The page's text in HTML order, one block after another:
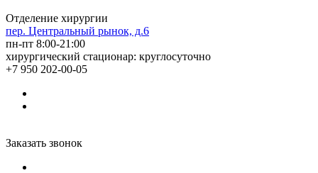
Отделение хирургии
пер. Центральный рынок, д.6
пн-пт 8:00-21:00
хирургический стационар: круглосуточно
+7 950 202-00-05
Заказать звонок